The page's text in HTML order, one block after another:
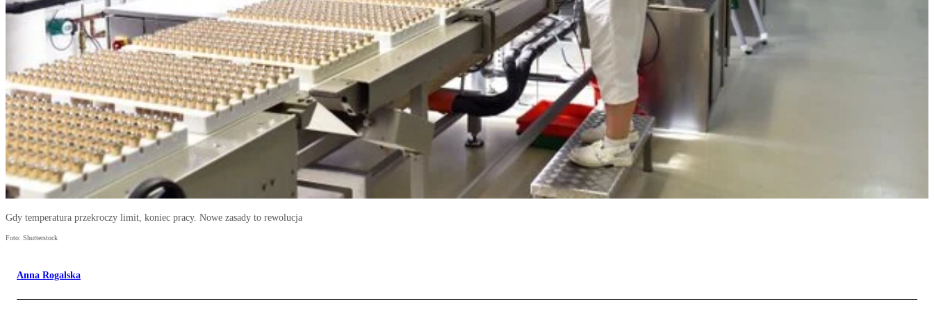
Gdy temperatura przekroczy limit, koniec pracy. Nowe zasady to rewolucja
Foto: Shutterstock
Anna Rogalska